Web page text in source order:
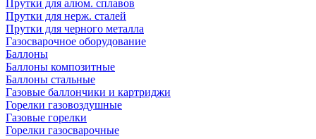
Прутки для алюм. сплавов
Прутки для нерж. сталей
Прутки для черного металла
Газосварочное оборудование
Баллоны
Баллоны композитные
Баллоны стальные
Газовые баллончики и картриджи
Горелки газовоздушные
Газовые горелки
Горелки газосварочные